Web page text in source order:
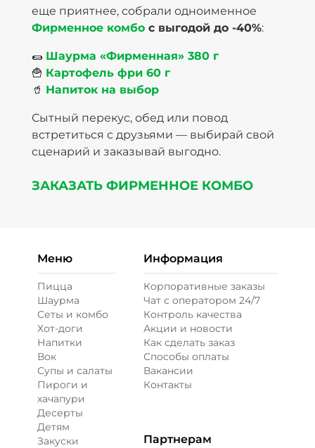
еще приятнее, собрали одноименное
Фирменное комбос выгодой до -40%:
🌯 Шаурма «Фирменная» 380 г
🍟 Картофель фри 60 г
🥤 Напиток на выбор
Сытный перекус, обед или повод
встретиться с друзьями — выбирай свой
сценарий и заказывай выгодно.
ЗАКАЗАТЬ ФИРМЕННОЕ КОМБО
Меню
Пицца
Шаурма
Сеты и комбо
Хот-доги
Напитки
Вок
Супы и салаты
Пироги и
хачапури
Десерты
Детям
Закуски
Информация
Корпоративные заказы
Чат с оператором 24/7
Контроль качества
Акции и новости
Как сделать заказ
Способы оплаты
Вакансии
Контакты
Партнерам